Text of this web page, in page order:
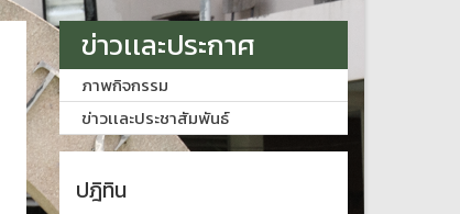
ข่าวเเละประกาศ
ภาพกิจกรรม
ข่าวเเละประชาสัมพันธ์
ปฎิทิน